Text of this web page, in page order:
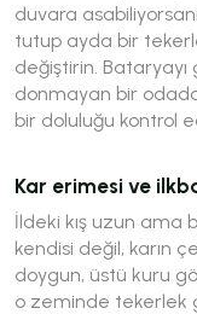
duvara
tutup ayda bir
değiştirin. Bataryayı
donmayan bir
bir doluluğu kontrol
Kar erimesi ve
İldeki kış uzun ama
kendisi değil, karın
doygun, üstü kuru
o zeminde tekerlek